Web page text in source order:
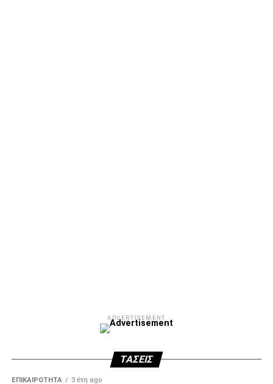
ADVERTISEMENT
ΤΆΣΕΙΣ
ΕΠΙΚΑΙΡΌΤΗΤΑ 3 έτη ago